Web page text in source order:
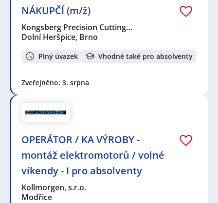
NÁKUPČÍ (m/ž)
Kongsberg Precision Cutting…
Dolní Heršpice, Brno
Plný úvazek Vhodné také pro absolventy
Zveřejněno: 3. srpna
OPERÁTOR / KA VÝROBY -
montáž elektromotorů / volné
víkendy - I pro absolventy
Kollmorgen, s.r.o.
Modřice